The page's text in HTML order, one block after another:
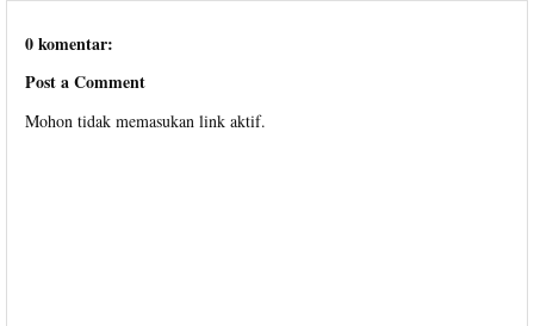
0 komentar:
Post a Comment
Mohon tidak memasukan link aktif.